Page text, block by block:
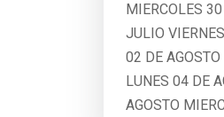
MIERCOLES
JULIO
02 DE
LUNES 04 DE
AGOSTO